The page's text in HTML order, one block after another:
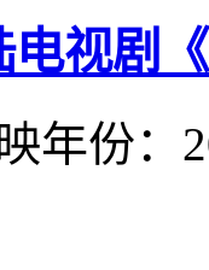
电视剧
映年份：